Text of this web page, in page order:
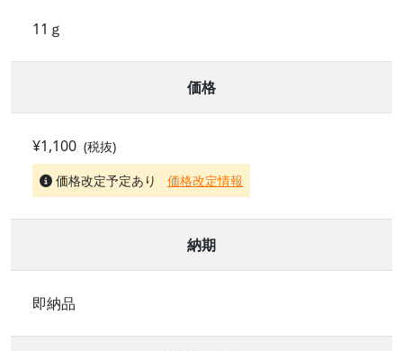
11ｇ
価格
¥1,100 (税抜)
価格改定予定あり
価格改定情報
納期
即納品